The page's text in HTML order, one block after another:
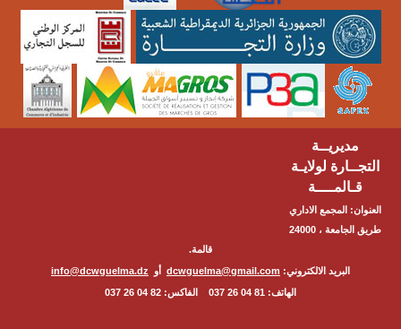
مديريــة
التجــارة لولايـة
قـالمــــة
العنوان: المجمع الاداري
طريق الجامعة ، 24000
قالمة.
البريد الالكتروني: dcwguelma@gmail.com أو info@dcwguelma.dz
الهاتف: 81 04 26 037 الفاكس: 82 04 26 037